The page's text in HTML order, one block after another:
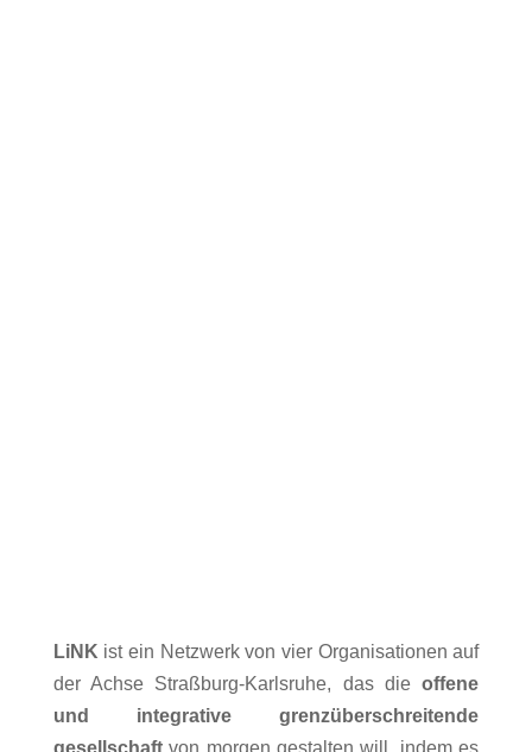
LiNK ist ein Netzwerk von vier Organisationen auf
der Achse Straßburg-Karlsruhe, das dieoffene
und integrative grenzüberschreitende
gesellschaftvon morgen gestalten will, indem es